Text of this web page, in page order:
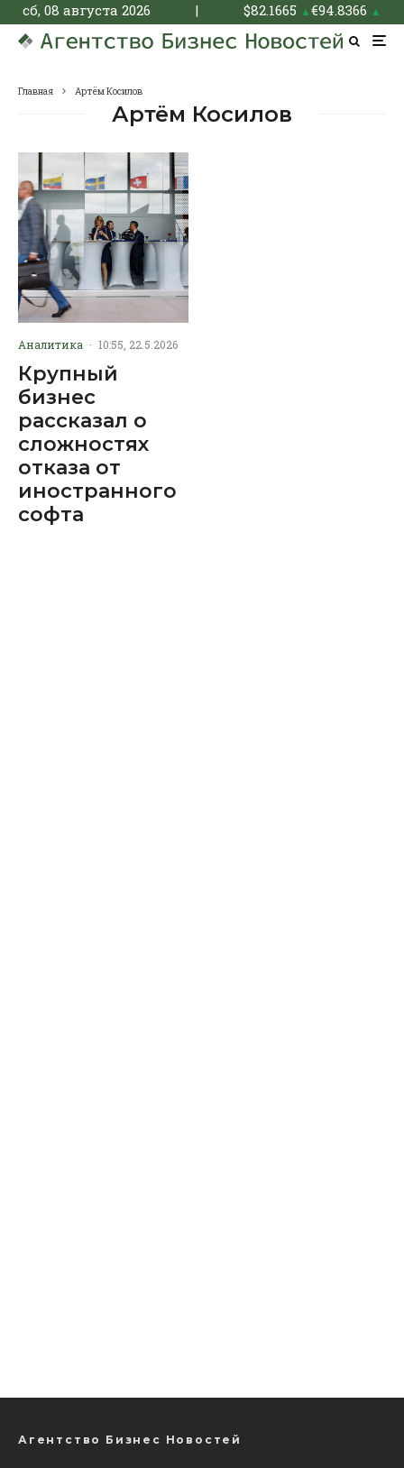
сб, 08 августа 2026 | $82.1665 ▲€94.8366 ▲
Главная Артём Косилов
Артём Косилов
Аналитика · 10:55, 22.5.2026
Крупный
бизнес
рассказал о
сложностях
отказа от
иностранного
софта
Агентство Бизнес Новостей